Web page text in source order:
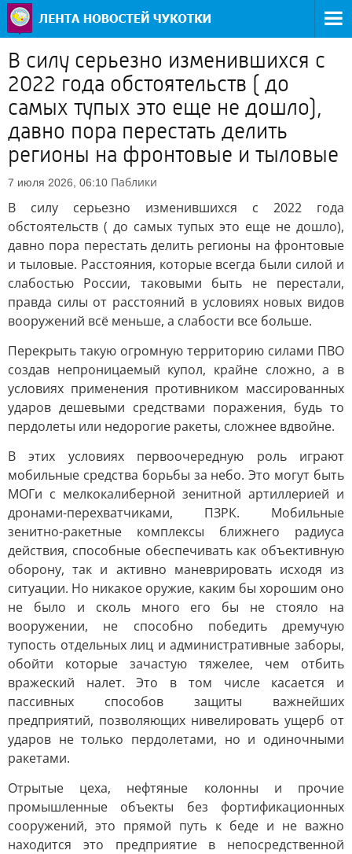
В силу серьезно изменившихся с
2022 года обстоятельств ( до
самых тупых это еще не дошло),
давно пора перестать делить
регионы на фронтовые и тыловые
7 июля 2026, 06:10 Паблики
В силу серьезно изменившихся с 2022 года
обстоятельств ( до самых тупых это еще не дошло),
давно пора перестать делить регионы на фронтовые
и тыловые. Расстояния, которые всегда были силой и
слабостью России, таковыми быть не перестали,
правда силы от расстояний в условиях новых видов
вооружений всё меньше, а слабости все больше.
Перекрыть такую огромную территорию силами ПВО
создав непроницаемый купол, крайне сложно, а в
условиях применения противником массированных
ударов дешевыми средствами поражения, будь то
пердолеты или недорогие ракеты, сложнее вдвойне.
В этих условиях первоочередную роль играют
мобильные средства борьбы за небо. Это могут быть
МОГи с мелкокалиберной зенитной артиллерией и
дронами-перехватчиками, ПЗРК. Мобильные
зенитно-ракетные комплексы ближнего радиуса
действия, способные обеспечивать как объективную
оборону, так и активно маневрировать исходя из
ситуации. Но никакое оружие, каким бы хорошим оно
не было и сколь много его бы не стояло на
вооружении, не способно победить дремучую
тупость отдельных лиц и административные заборы,
обойти которые зачастую тяжелее, чем отбить
вражеский налет. Это в том числе касается и
пассивных способов защиты важнейших
предприятий, позволяющих нивелировать ущерб от
ударов не только пердолетами, но и одиночными
ракетами.
Отрытые цеха, нефтяные колонны и прочие
промышленные объекты без фортификационных
сооружений, это прямой путь к беде и не важно
находится это предприятие в непосредственной